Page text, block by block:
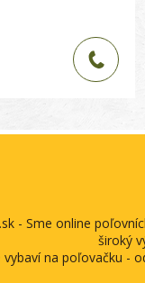
- Sme online
široký
vybaví na poľovačku